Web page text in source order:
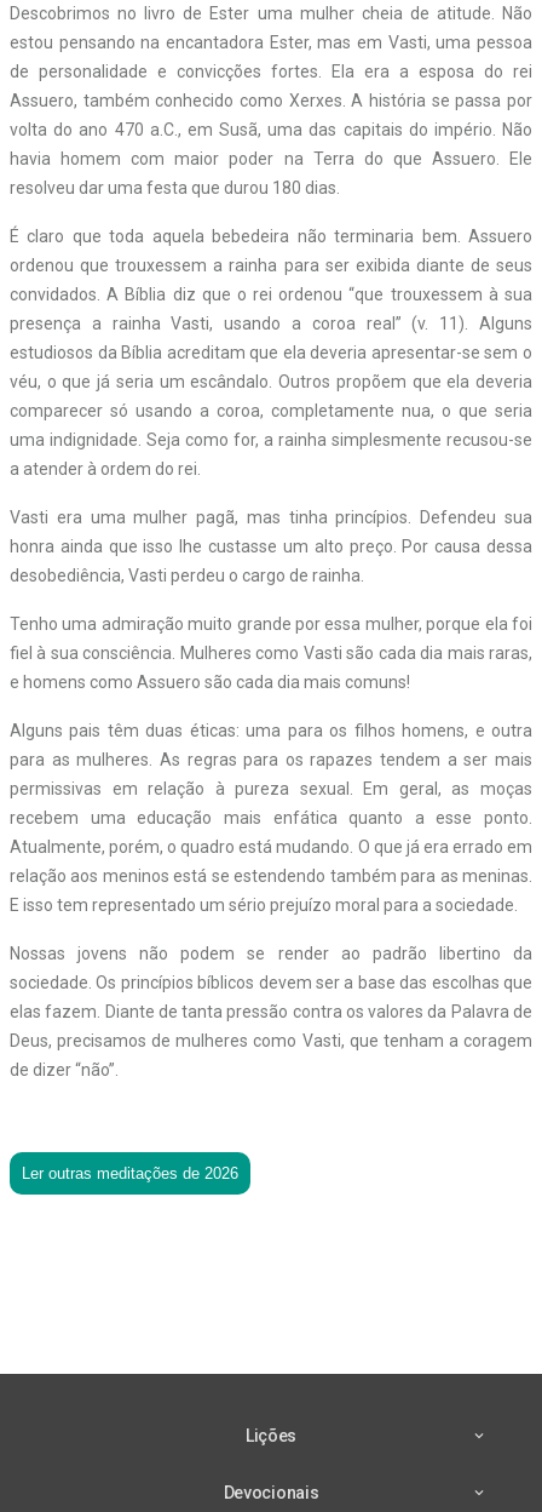
Descobrimos no livro de Ester uma mulher cheia de atitude. Não
estou pensando na encantadora Ester, mas em Vasti, uma pessoa
de personalidade e convicções fortes. Ela era a esposa do rei
Assuero, também conhecido como Xerxes. A história se passa por
volta do ano 470 a.C., em Susã, uma das capitais do império. Não
havia homem com maior poder na Terra do que Assuero. Ele
resolveu dar uma festa que durou 180 dias.
É claro que toda aquela bebedeira não terminaria bem. Assuero
ordenou que trouxessem a rainha para ser exibida diante de seus
convidados. A Bíblia diz que o rei ordenou “que trouxessem à sua
presença a rainha Vasti, usando a coroa real” (v. 11). Alguns
estudiosos da Bíblia acreditam que ela deveria apresentar-se sem o
véu, o que já seria um escândalo. Outros propõem que ela deveria
comparecer só usando a coroa, completamente nua, o que seria
uma indignidade. Seja como for, a rainha simplesmente recusou-se
a atender à ordem do rei.
Vasti era uma mulher pagã, mas tinha princípios. Defendeu sua
honra ainda que isso lhe custasse um alto preço. Por causa dessa
desobediência, Vasti perdeu o cargo de rainha.
Tenho uma admiração muito grande por essa mulher, porque ela foi
fiel à sua consciência. Mulheres como Vasti são cada dia mais raras,
e homens como Assuero são cada dia mais comuns!
Alguns pais têm duas éticas: uma para os filhos homens, e outra
para as mulheres. As regras para os rapazes tendem a ser mais
permissivas em relação à pureza sexual. Em geral, as moças
recebem uma educação mais enfática quanto a esse ponto.
Atualmente, porém, o quadro está mudando. O que já era errado em
relação aos meninos está se estendendo também para as meninas.
E isso tem representado um sério prejuízo moral para a sociedade.
Nossas jovens não podem se render ao padrão libertino da
sociedade. Os princípios bíblicos devem ser a base das escolhas que
elas fazem. Diante de tanta pressão contra os valores da Palavra de
Deus, precisamos de mulheres como Vasti, que tenham a coragem
de dizer “não”.
Ler outras meditações de 2026
Lições
Devocionais